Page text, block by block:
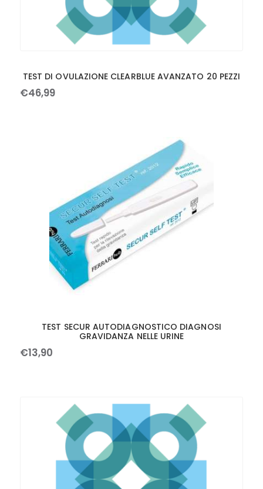
TEST DI OVULAZIONE CLEARBLUE AVANZATO 20 PEZZI
€46,99
TEST SECUR AUTODIAGNOSTICO DIAGNOSI
GRAVIDANZA NELLE URINE
€13,90